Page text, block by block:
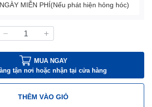
MIỄN PHÍ(Nếu phát hiện hỏng hóc)
MUA NGAY
tận nơi hoặc nhận tại cửa hàng
THÊM VÀO GIỎ